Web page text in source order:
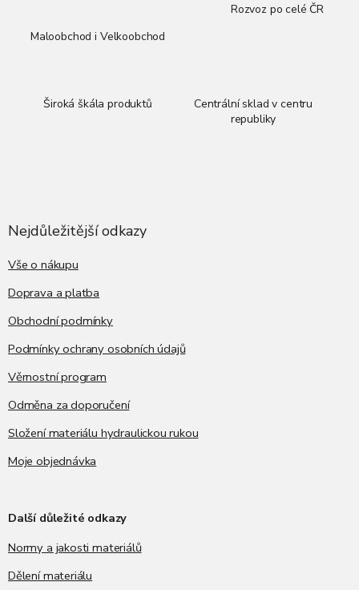
Maloobchod i Velkoobchod
Rozvoz po celé ČR
Široká škála produktů
Centrální sklad v centru
republiky
Nejdůležitější odkazy
Vše o nákupu
Doprava a platba
Obchodní podmínky
Podmínky ochrany osobních údajů
Věrnostní program
Odměna za doporučení
Složení materiálu hydraulickou rukou
Moje objednávka
Další důležité odkazy
Normy a jakosti materiálů
Dělení materiálu